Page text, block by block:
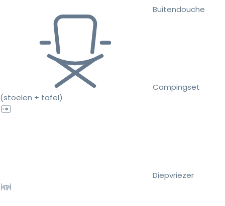
Buitendouche
Campingset
(stoelen + tafel)
Diepvriezer